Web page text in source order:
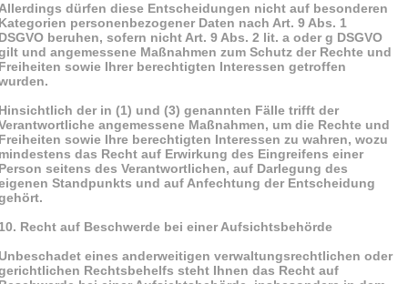
dürfen diese Entscheidungen nicht auf besonderen
personenbezogener Daten nach Art. 9 Abs. 1
beruhen, sofern nicht Art. 9 Abs. 2 lit. a oder g DSGVO
und angemessene Maßnahmen zum Schutz der Rechte und
sowie Ihrer berechtigten Interessen getroffen
der in (1) und (3) genannten Fälle trifft der
angemessene Maßnahmen, um die Rechte und
sowie Ihre berechtigten Interessen zu wahren, wozu
das Recht auf Erwirkung des Eingreifens einer
seitens des Verantwortlichen, auf Darlegung des
Standpunkts und auf Anfechtung der Entscheidung
Recht auf Beschwerde bei einer Aufsichtsbehörde
eines anderweitigen verwaltungsrechtlichen oder
Rechtsbehelfs steht Ihnen das Recht auf